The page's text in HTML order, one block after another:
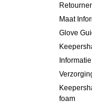
Maat
Glove
foam